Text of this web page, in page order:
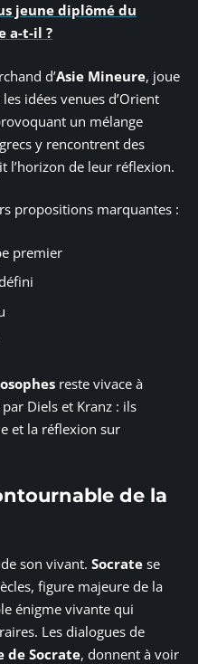
jeune diplômé du
a-t-il ?
d’Asie Mineure, joue
idées venues d’Orient
un mélange
y rencontrent des
l’horizon de leur réflexion.
propositions marquantes :
premier
reste vivace à
Diels et Kranz : ils
et la réflexion sur
de la
son vivant. Socrate se
figure majeure de la
énigme vivante qui
Les dialogues de
de Socrate, donnent à voir